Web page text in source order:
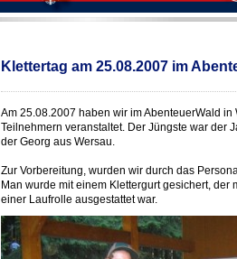
Klettertag am 25.08.2007 im
Am 25.08.2007 haben wir im AbenteuerWald
Teilnehmern veranstaltet. Der Jüngste war der
der Georg aus Wersau.
Zur Vorbereitung, wurden wir durch das
Man wurde mit einem Klettergurt gesichert, der
einer Laufrolle ausgestattet war.